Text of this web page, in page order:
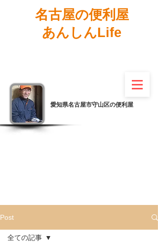
名古屋の便利屋
あんしんLife
愛知県名古屋市守山区の便利屋
Post
全ての記事